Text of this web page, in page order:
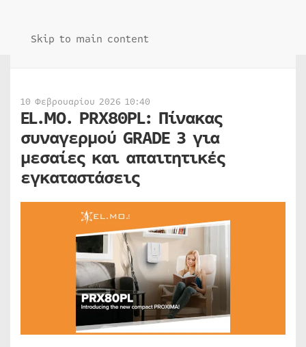
Skip to main content
10 Φεβρουαρίου 2026 10:40
EL.MO. PRX80PL: Πίνακας
συναγερμού GRADE 3 για
μεσαίες και απαιτητικές
εγκαταστάσεις